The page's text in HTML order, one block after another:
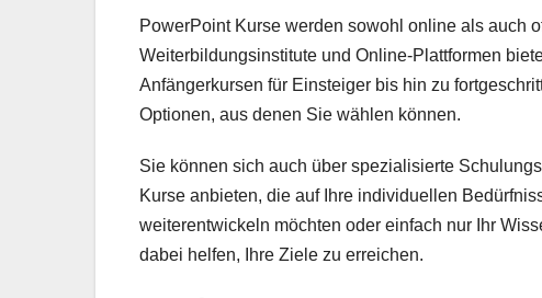
PowerPoint Kurse werden sowohl online als auch
Weiterbildungsinstitute und Online-Plattformen
Anfängerkursen für Einsteiger bis hin zu
Optionen, aus denen Sie wählen können.
Sie können sich auch über spezialisierte
Kurse anbieten, die auf Ihre individuellen
weiterentwickeln möchten oder einfach nur Ihr
dabei helfen, Ihre Ziele zu erreichen.